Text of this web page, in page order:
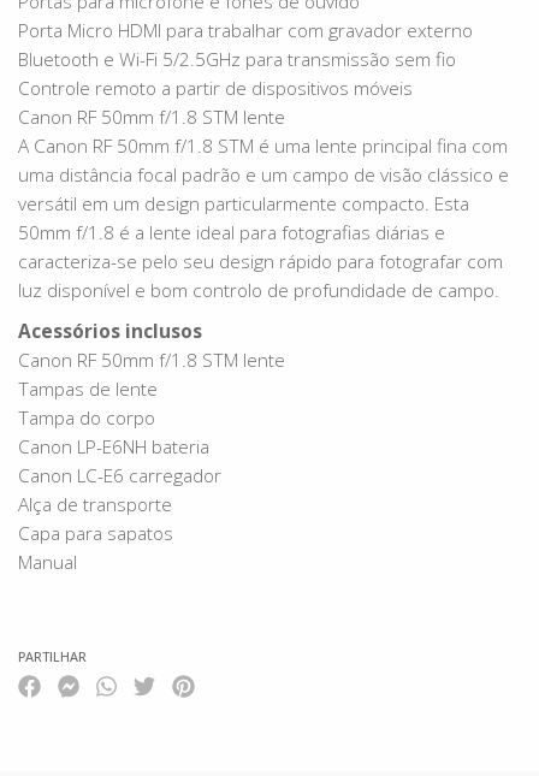
Porta Micro HDMI para trabalhar com gravador externo
Bluetooth e Wi-Fi 5/2.5GHz para transmissão sem fio
Controle remoto a partir de dispositivos móveis
Canon RF 50mm f/1.8 STM lente
A Canon RF 50mm f/1.8 STM é uma lente principal fina com
uma distância focal padrão e um campo de visão clássico e
versátil em um design particularmente compacto. Esta
50mm f/1.8 é a lente ideal para fotografias diárias e
caracteriza-se pelo seu design rápido para fotografar com
luz disponível e bom controlo de profundidade de campo.
Acessórios inclusos
Canon RF 50mm f/1.8 STM lente
Tampas de lente
Tampa do corpo
Canon LP-E6NH bateria
Canon LC-E6 carregador
Alça de transporte
Capa para sapatos
Manual
PARTILHAR